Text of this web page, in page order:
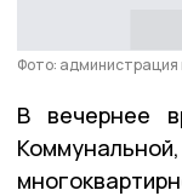
Фото: администрация
В вечернее